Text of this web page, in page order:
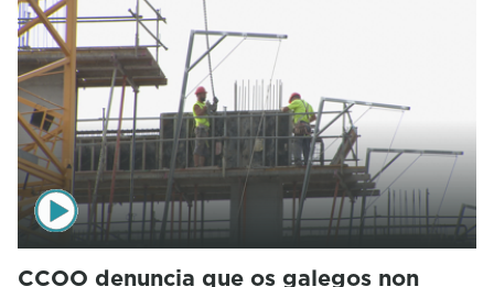
CCOO denuncia que os galegos non